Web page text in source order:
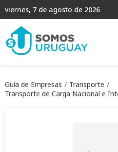
viernes, 7 de agosto de 2026
Guía de Empresas
Transporte
Transporte de Carga Nacional e